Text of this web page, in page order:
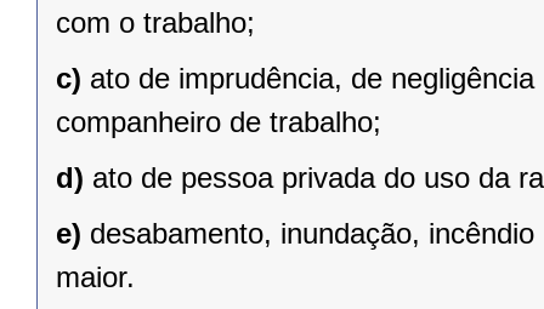
com o trabalho;
c) ato de imprudência, de
companheiro de trabalho;
d) ato de pessoa privada do uso da
e) desabamento, inundação,
maior.